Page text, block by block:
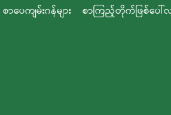
စာပေကျမ်းဂန်များ
စာကြည့်တိုက်ဖြစ်ပေါ်